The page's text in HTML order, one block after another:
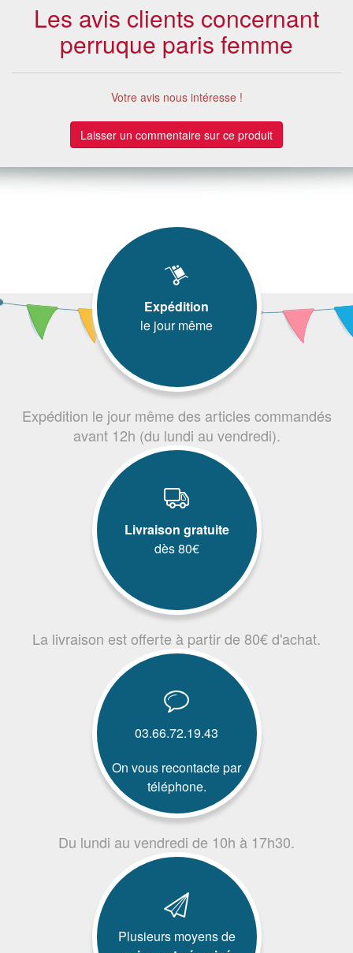
Les avis clients concernant
perruque paris femme
Votre avis nous intéresse !
Laisser un commentaire sur ce produit
Expédition
le jour même
Expédition le jour même des articles commandés
avant 12h (du lundi au vendredi).
Livraison gratuite
dès 80€
La livraison est offerte à partir de 80€ d'achat.
03.66.72.19.43
On vous recontacte par
téléphone.
Du lundi au vendredi de 10h à 17h30.
Plusieurs moyens de